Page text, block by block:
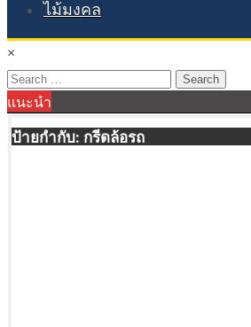
ไม้มงคล
×
Search
for:
แนะนำ
ป้ายกำกับ: กรีดล้อรถ